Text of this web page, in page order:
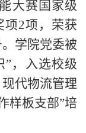
大赛国家级
项2项，荣获
学院党委被
”，入选校级
代物流管理
样板支部”培